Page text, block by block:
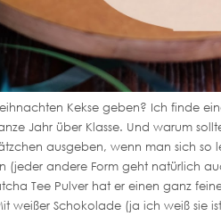
Kekse geben? Ich finde
Jahr über Klasse. Und warum
ausgeben, wenn man sich
(jeder andere Form geht natürlich
Tee Pulver hat er einen ganz
weißer Schokolade (ja ich weiß sie